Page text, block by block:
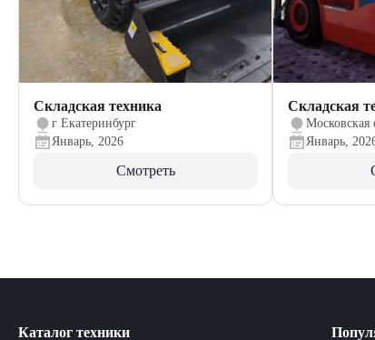
Складская техника
г Екатеринбург
Январь, 2026
Смотреть
Складская
Московская
Январь,
Каталог техники